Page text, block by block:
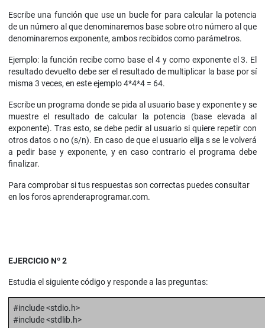
Escribe una función que use un bucle for para calcular la potencia
de un número al que denominaremos base sobre otro número al que
denominaremos exponente, ambos recibidos como parámetros.
Ejemplo: la función recibe como base el 4 y como exponente el 3. El
resultado devuelto debe ser el resultado de multiplicar la base por sí
misma 3 veces, en este ejemplo 4*4*4 = 64.
Escribe un programa donde se pida al usuario base y exponente y se
muestre el resultado de calcular la potencia (base elevada al
exponente). Tras esto, se debe pedir al usuario si quiere repetir con
otros datos o no (s/n). En caso de que el usuario elija s se le volverá
a pedir base y exponente, y en caso contrario el programa debe
finalizar.
Para comprobar si tus respuestas son correctas puedes consultar
en los foros aprenderaprogramar.com.
EJERCICIO Nº 2
Estudia el siguiente código y responde a las preguntas:
#include <stdio.h>
#include <stdlib.h>